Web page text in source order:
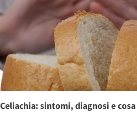
Celiachia: sintomi, diagnosi e